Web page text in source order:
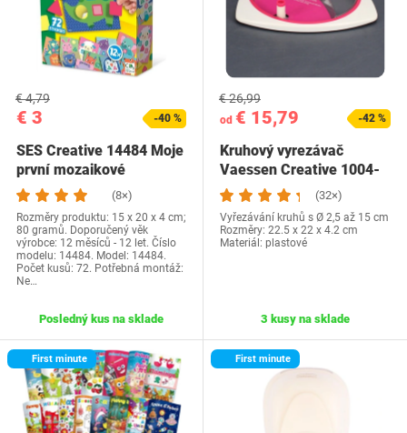
€ 3
€ 4,79
-40 %
SES Creative 14484 Moje
první mozaikové
samolepky, různé…
(8×)
Rozměry produktu: 15 x 20 x 4 cm;
80 gramů. Doporučený věk
výrobce: 12 měsíců - 12 let. Číslo
modelu: 14484. Model: 14484.
Počet kusů: 72. Potřebná montáž:
Ne…
Posledný kus na sklade
od € 15,79
€ 26,99
-42 %
Kruhový vyrezávač
Vaessen Creative 1004-
0001
(32×)
Vyřezávání kruhů s Ø 2,5 až 15 cm
Rozměry: 22.5 x 22 x 4.2 cm
Materiál: plastové
3 kusy na sklade
First minute First minute